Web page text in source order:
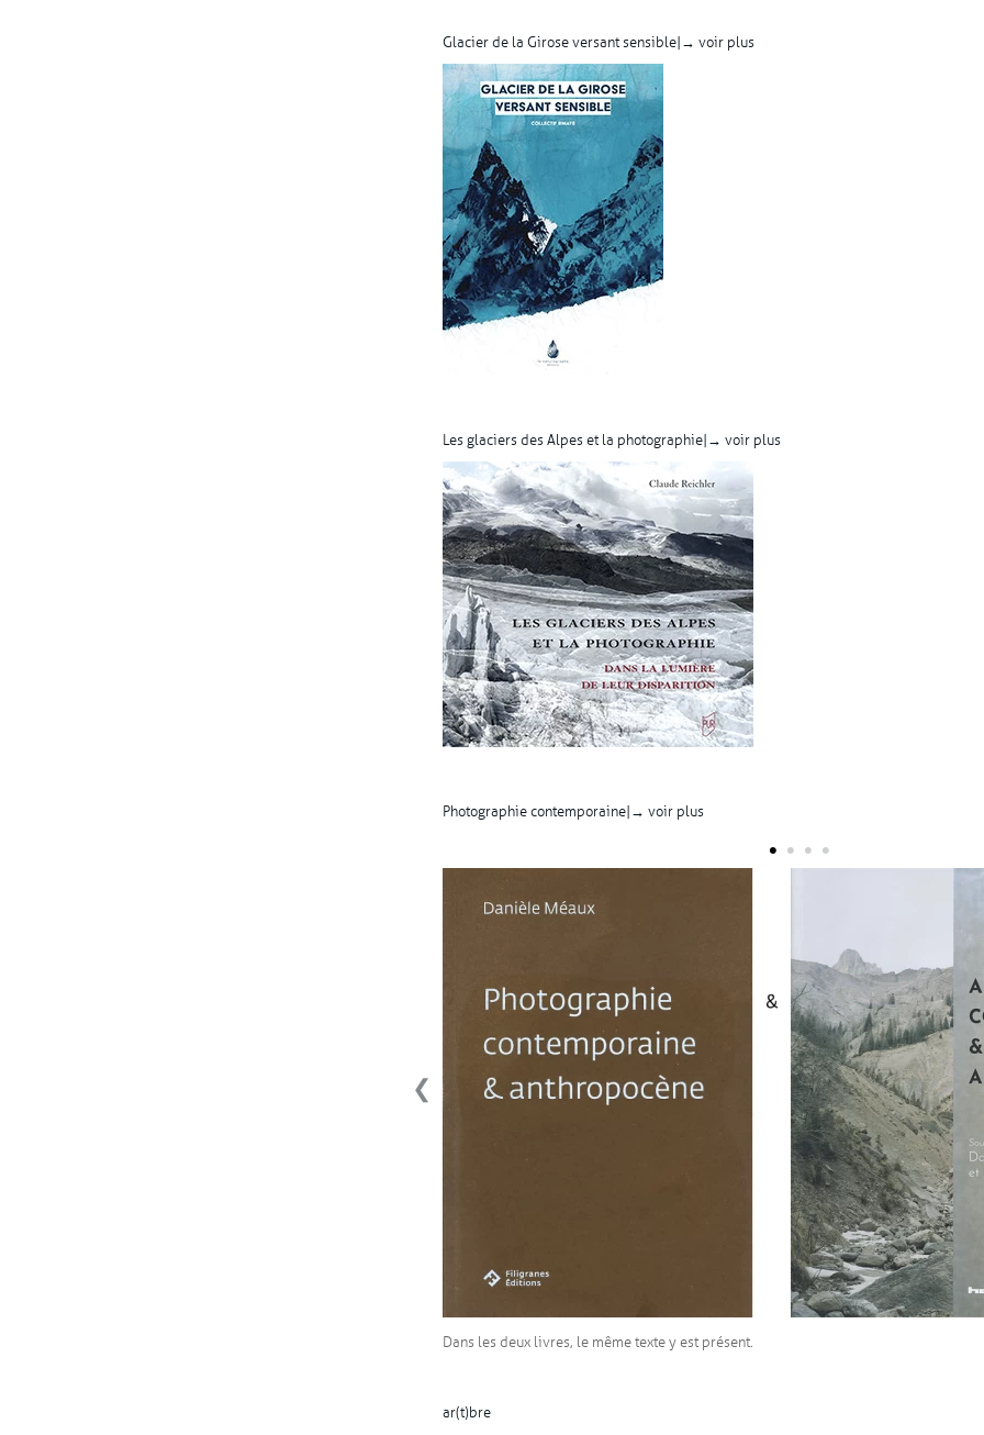
Glacier de la Girose versant sensible | → voir plus
Les glaciers des Alpes et la photographie | → voir plus
Photographie contemporaine | → voir plus
• • • •
❮
Dans les deux livres, le même texte y est présent.
ar(t)bre